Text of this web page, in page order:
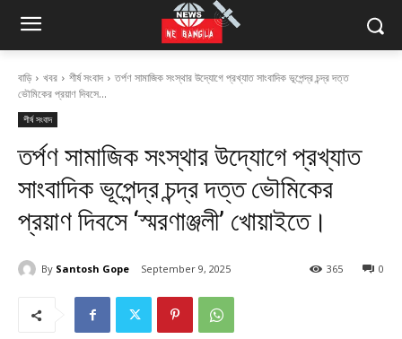
বাড়ি খবর শীর্ষ সংবাদ
তর্পণ সামাজিক সংস্থার উদ্যোগে প্রখ্যাত সাংবাদিক ভূপেন্দ্র চন্দ্র দত্ত
ভৌমিকের প্রয়াণ দিবসে...
শীর্ষ সংবাদ
তর্পণ সামাজিক সংস্থার উদ্যোগে প্রখ্যাত
সাংবাদিক ভূপেন্দ্র চন্দ্র দত্ত ভৌমিকের
প্রয়াণ দিবসে ‘স্মরণাঞ্জলী’ খোয়াইতে।
By Santosh Gope September 9, 2025 0
365